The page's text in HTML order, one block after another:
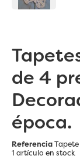
de 4
época.
Referencia
1 artículo en stock